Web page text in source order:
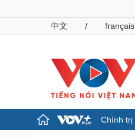
中文
/ français
Chính trị